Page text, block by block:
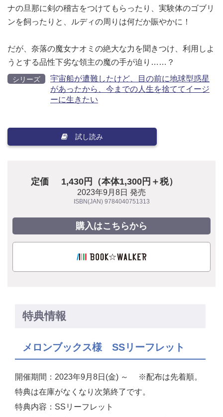
ナの旦那に剣の稽古をつけてもらったり、実験体のゴブリ
ンを飼ったりと、ルディの周りは何だか賑やかに！
だが、奈落の魔女ナオミの絶大な力を聞きつけ、利用しよ
うとする品性下劣な領主の魔の手が迫り……？
シリーズ
宇宙船が遭難したけど、目の前に地球型惑星
があったから、今までの人生を捨ててイージ
ーに生きたい
試し読み
定価 1,430円（本体1,300円＋税）
2023年9月8日 発売
ISBN(JAN) 9784040751313
購入はこちらから
特典情報
メロンブックス様 SSリーフレット
開催期間：2023年9月8日(金) ～ ※配布は先着順。
特典は在庫がなくなり次第終了です。
特典内容：SSリーフレット